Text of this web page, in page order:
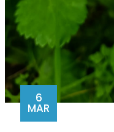
6
MAR